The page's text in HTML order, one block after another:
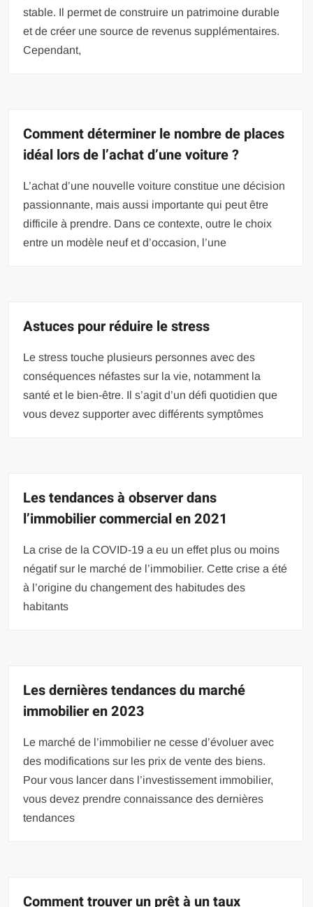
stable. Il permet de construire un patrimoine durable
et de créer une source de revenus supplémentaires.
Cependant,
Comment déterminer le nombre de places
idéal lors de l’achat d’une voiture ?
L’achat d’une nouvelle voiture constitue une décision
passionnante, mais aussi importante qui peut être
difficile à prendre. Dans ce contexte, outre le choix
entre un modèle neuf et d’occasion, l’une
Astuces pour réduire le stress
Le stress touche plusieurs personnes avec des
conséquences néfastes sur la vie, notamment la
santé et le bien-être. Il s’agit d’un défi quotidien que
vous devez supporter avec différents symptômes
Les tendances à observer dans
l’immobilier commercial en 2021
La crise de la COVID-19 a eu un effet plus ou moins
négatif sur le marché de l’immobilier. Cette crise a été
à l’origine du changement des habitudes des
habitants
Les dernières tendances du marché
immobilier en 2023
Le marché de l’immobilier ne cesse d’évoluer avec
des modifications sur les prix de vente des biens.
Pour vous lancer dans l’investissement immobilier,
vous devez prendre connaissance des dernières
tendances
Comment trouver un prêt à un taux